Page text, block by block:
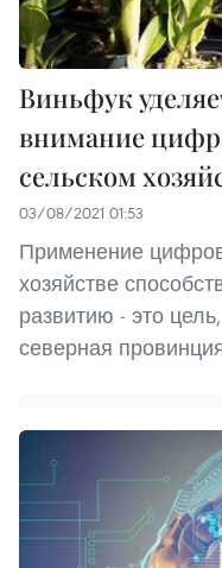
Виньфук
внимание
сельском
03/08/2021 01:53
Применение
хозяйстве
развитию - это
северная